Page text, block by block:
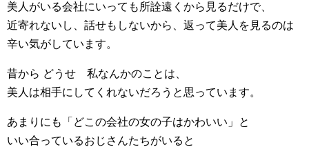
美人がいる会社にいっても所詮遠くから見るだけで、
近寄れないし、話せもしないから、返って美人を見るのは
辛い気がしています。
昔から どうせ 私なんかのことは、
美人は相手にしてくれないだろうと思っています。
あまりにも「どこの会社の女の子はかわいい」と
いい合っているおじさんたちがいると